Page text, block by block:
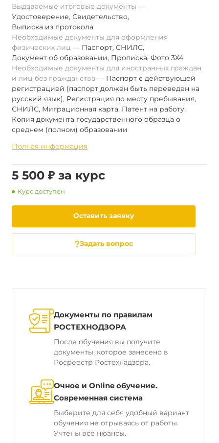
Выдаваемые итоговые документы
Удостоверение, Свидетельство,
Выписка из протокола
Необходимые документы для оформления
физических лиц
Паспорт, СНИЛС,
Документ об образовании, Прописка, Фото 3Х4
Необходимые документы для иностранных граждан
и лиц без гражданства
Паспорт с действующей
регистрацией (паспорт должен быть переведен на
русский язык), Регистрация по месту пребывания,
СНИЛС, Миграционная карта, Патент на работу,
Копия документа государственного образца о
среднем (полном) образовании
Полная информация
5 500 ₽ за курс
Курс доступен
Оставить заявку
Задать вопрос
Документы по правилам
РОСТЕХНОДЗОРА
После обучения вы получите
документы, которое занесено в
Росреестр Ростехнадзора.
Очное и Online обучение.
Современная система
Выберите для себя удобный вариант
обучения не отрываясь от работы.
Учтены все нюансы.